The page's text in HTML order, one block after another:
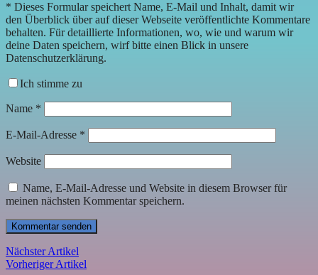
* Dieses Formular speichert Name, E-Mail und Inhalt, damit wir
den Überblick über auf dieser Webseite veröffentlichte Kommentare
behalten. Für detaillierte Informationen, wo, wie und warum wir
deine Daten speichern, wirf bitte einen Blick in unsere
Datenschutzerklärung.
Ich stimme zu
Name *
E-Mail-Adresse *
Website
Name, E-Mail-Adresse und Website in diesem Browser für
meinen nächsten Kommentar speichern.
Nächster Artikel
Vorheriger Artikel